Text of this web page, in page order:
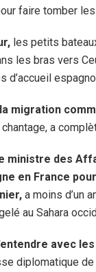
faire tomber
les petits
les bras vers
d’accueil
migration
a
ministre des
en France
a moins d’un
au Sahara
avec
diplomatique de